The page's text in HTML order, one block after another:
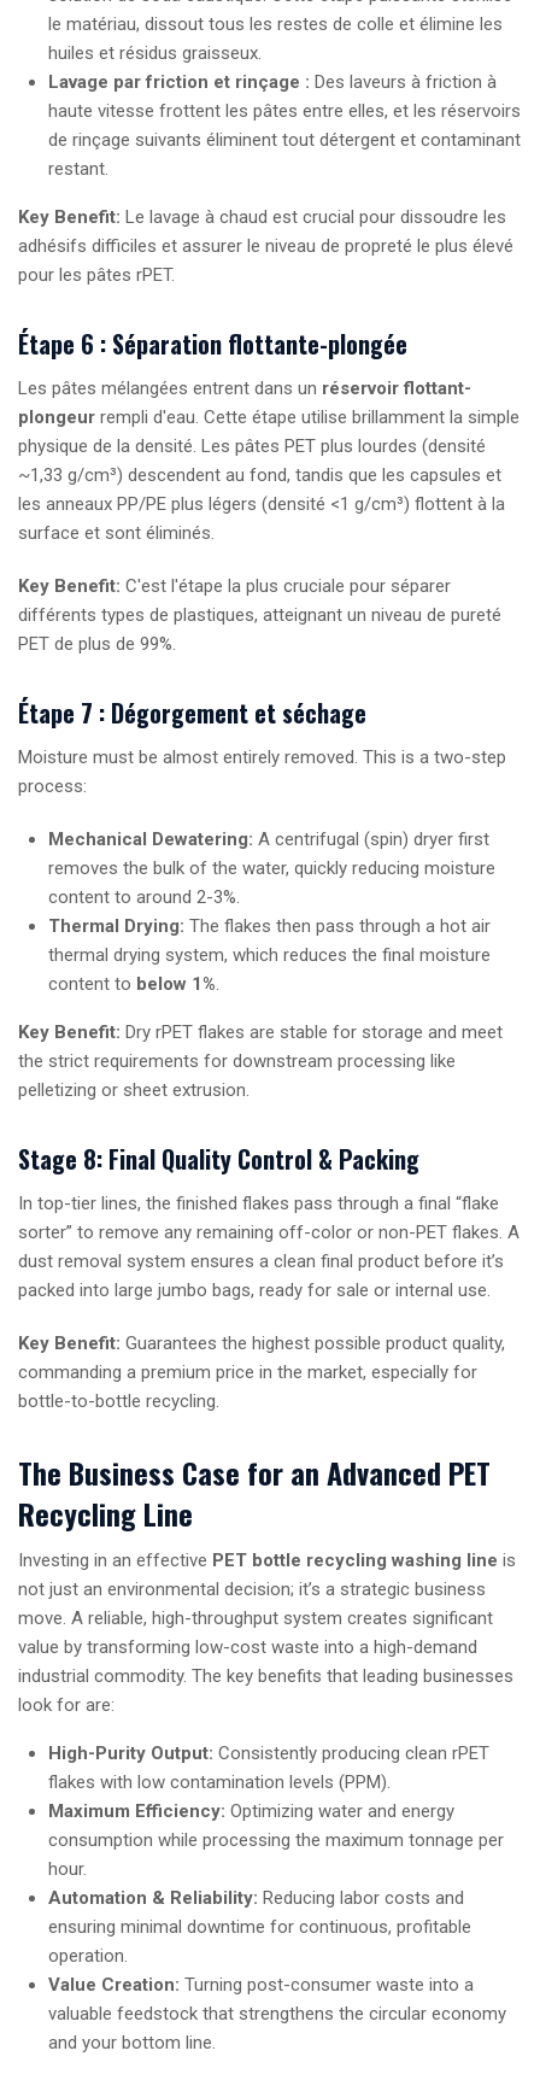
le matériau, dissout tous les restes de colle et élimine les
huiles et résidus graisseux.
Lavage par friction et rinçage : Des laveurs à friction à
haute vitesse frottent les pâtes entre elles, et les réservoirs
de rinçage suivants éliminent tout détergent et contaminant
restant.
Key Benefit: Le lavage à chaud est crucial pour dissoudre les
adhésifs difficiles et assurer le niveau de propreté le plus élevé
pour les pâtes rPET.
Étape 6 : Séparation flottante-plongée
Les pâtes mélangées entrent dans un réservoir flottant-
plongeur rempli d'eau. Cette étape utilise brillamment la simple
physique de la densité. Les pâtes PET plus lourdes (densité
~1,33 g/cm³) descendent au fond, tandis que les capsules et
les anneaux PP/PE plus légers (densité <1 g/cm³) flottent à la
surface et sont éliminés.
Key Benefit: C'est l'étape la plus cruciale pour séparer
différents types de plastiques, atteignant un niveau de pureté
PET de plus de 99%.
Étape 7 : Dégorgement et séchage
Moisture must be almost entirely removed. This is a two-step
process:
Mechanical Dewatering: A centrifugal (spin) dryer first
removes the bulk of the water, quickly reducing moisture
content to around 2-3%.
Thermal Drying: The flakes then pass through a hot air
thermal drying system, which reduces the final moisture
content to below 1%.
Key Benefit: Dry rPET flakes are stable for storage and meet
the strict requirements for downstream processing like
pelletizing or sheet extrusion.
Stage 8: Final Quality Control & Packing
In top-tier lines, the finished flakes pass through a final “flake
sorter” to remove any remaining off-color or non-PET flakes. A
dust removal system ensures a clean final product before it’s
packed into large jumbo bags, ready for sale or internal use.
Key Benefit: Guarantees the highest possible product quality,
commanding a premium price in the market, especially for
bottle-to-bottle recycling.
The Business Case for an Advanced PET
Recycling Line
Investing in an effective PET bottle recycling washing line is
not just an environmental decision; it’s a strategic business
move. A reliable, high-throughput system creates significant
value by transforming low-cost waste into a high-demand
industrial commodity. The key benefits that leading businesses
look for are:
High-Purity Output: Consistently producing clean rPET
flakes with low contamination levels (PPM).
Maximum Efficiency: Optimizing water and energy
consumption while processing the maximum tonnage per
hour.
Automation & Reliability: Reducing labor costs and
ensuring minimal downtime for continuous, profitable
operation.
Value Creation: Turning post-consumer waste into a
valuable feedstock that strengthens the circular economy
and your bottom line.